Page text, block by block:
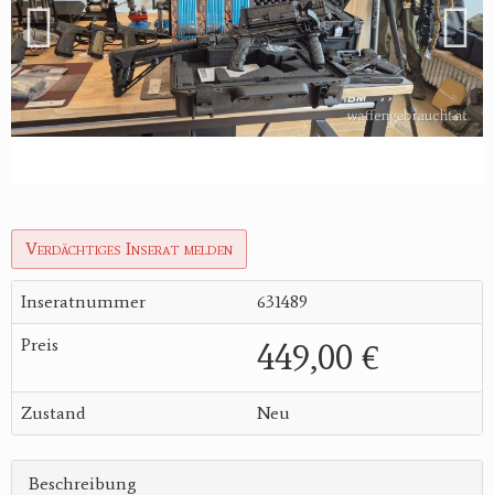
Verdächtiges Inserat melden
Inseratnummer 631489
Preis 449,00 €
Zustand Neu
Beschreibung